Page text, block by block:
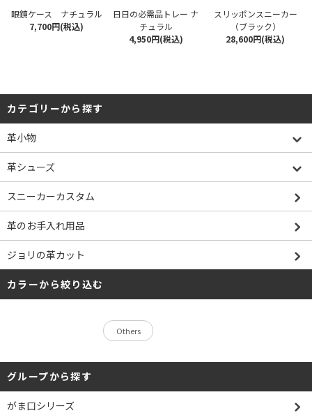
眼鏡ケース ナチュラル
7,700円(税込)
日日の必需品トレー ナ
チュラル
4,950円(税込)
スリッポンスニーカー
（ブラック）
28,600円(税込)
カテゴリーから探す
革小物
革シューズ
スニーカーカスタム
革のお手入れ用品
ジョリの革カット
カラーから絞り込む
Others
グループから探す
がま口シリーズ